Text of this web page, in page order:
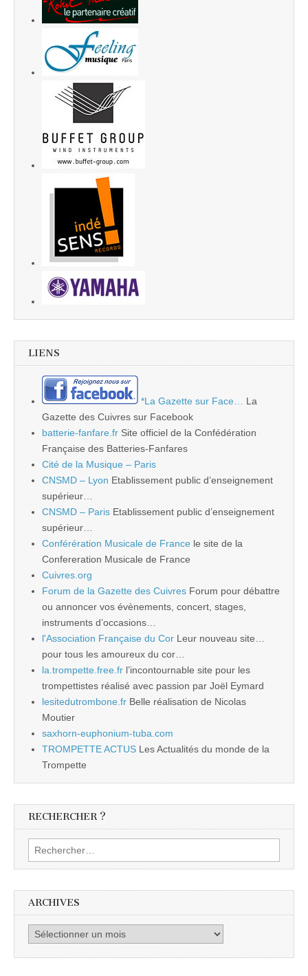
LIENS
*La Gazette sur Face…
La
Gazette des Cuivres sur Facebook
batterie-fanfare.fr Site officiel de la Confédération
Française des Batteries-Fanfares
Cité de la Musique – Paris
CNSMD – Lyon Etablissement public d’enseignement
supérieur…
CNSMD – Paris Etablissement public d’enseignement
supérieur…
Conférération Musicale de France le site de la
Confereration Musicale de France
Cuivres.org
Forum de la Gazette des Cuivres Forum pour débattre
ou annoncer vos évènements, concert, stages,
instruments d’occasions…
l'Association Française du Cor Leur nouveau site…
pour tous les amoureux du cor…
la.trompette.free.fr l’incontournable site pour les
trompettistes réalisé avec passion par Joël Eymard
lesitedutrombone.fr Belle réalisation de Nicolas
Moutier
saxhorn-euphonium-tuba.com
TROMPETTE ACTUS Les Actualités du monde de la
Trompette
RECHERCHER ?
Rechercher :
ARCHIVES
Archives